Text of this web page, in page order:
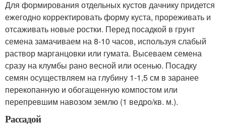
Для формирования отдельных кустов дачнику придется
ежегодно корректировать форму куста, прореживать и
отсаживать новые ростки. Перед посадкой в грунт
семена замачиваем на 8-10 часов, используя слабый
раствор марганцовки или гумата. Высеваем семена
сразу на клумбы рано весной или осенью. Посадку
семян осуществляем на глубину 1-1,5 см в заранее
перекопанную и обогащенную компостом или
перепревшим навозом землю (1 ведро/кв. м.).
Рассадой